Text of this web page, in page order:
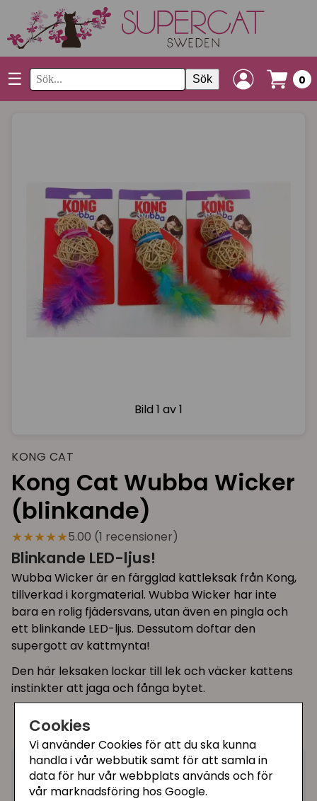
Cookies
Vi använder Cookies för att du ska kunna
handla i vår webbutik samt för att samla in
data för hur vår webbplats används och för
vår marknadsföring hos Google.
☰ Sök 0
Bild 1 av 1
KONG CAT
Kong Cat Wubba Wicker
(blinkande)
★★★★★5.00 (1 recensioner)
Blinkande LED-ljus!
Wubba Wicker är en färgglad kattleksak från Kong,
tillverkad i korgmaterial. Wubba Wicker har inte
bara en rolig fjädersvans, utan även en pingla och
ett blinkande LED-ljus. Dessutom doftar den
supergott av kattmynta!
Den här leksaken lockar till lek och väcker kattens
instinkter att jaga och fånga bytet.
Säljs styckevis i blandade färger
49 kr Utgått